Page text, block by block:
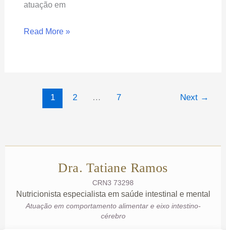
atuação em
Read More »
1 2 … 7 Next →
Dra. Tatiane Ramos
CRN3 73298
Nutricionista especialista em saúde intestinal e mental
Atuação em comportamento alimentar e eixo intestino-
cérebro